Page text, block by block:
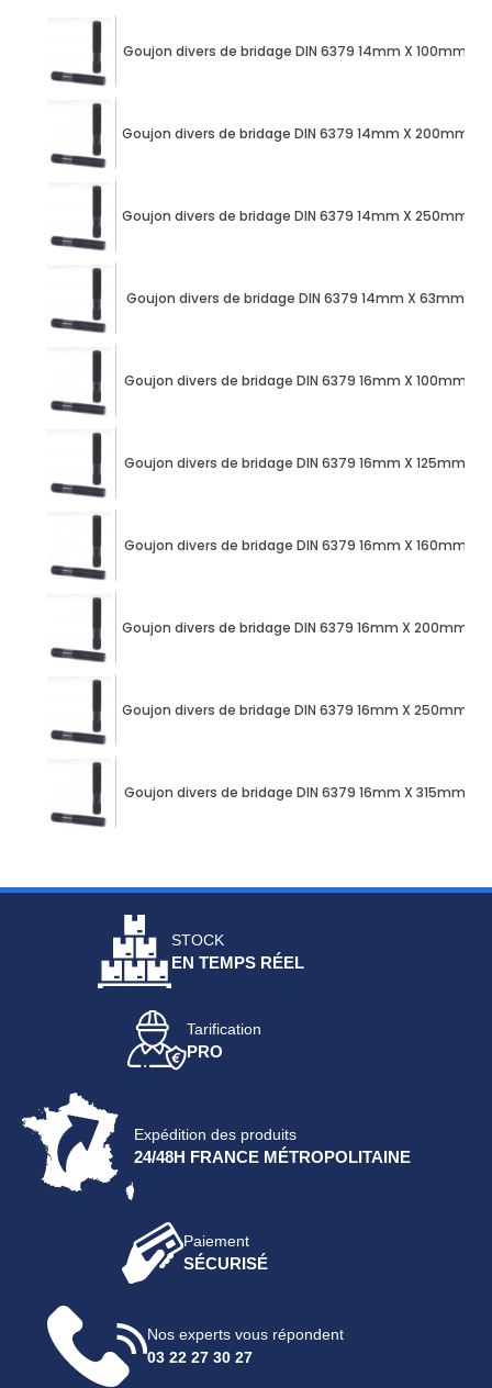
Goujon divers de bridage DIN 6379 14mm X 100mm
Goujon divers de bridage DIN 6379 14mm X 200mm
Goujon divers de bridage DIN 6379 14mm X 250mm
Goujon divers de bridage DIN 6379 14mm X 63mm
Goujon divers de bridage DIN 6379 16mm X 100mm
Goujon divers de bridage DIN 6379 16mm X 125mm
Goujon divers de bridage DIN 6379 16mm X 160mm
Goujon divers de bridage DIN 6379 16mm X 200mm
Goujon divers de bridage DIN 6379 16mm X 250mm
Goujon divers de bridage DIN 6379 16mm X 315mm
STOCK
EN TEMPS RÉEL
Tarification
PRO
Expédition des produits
24/48H FRANCE MÉTROPOLITAINE
Paiement
SÉCURISÉ
Nos experts vous répondent
03 22 27 30 27